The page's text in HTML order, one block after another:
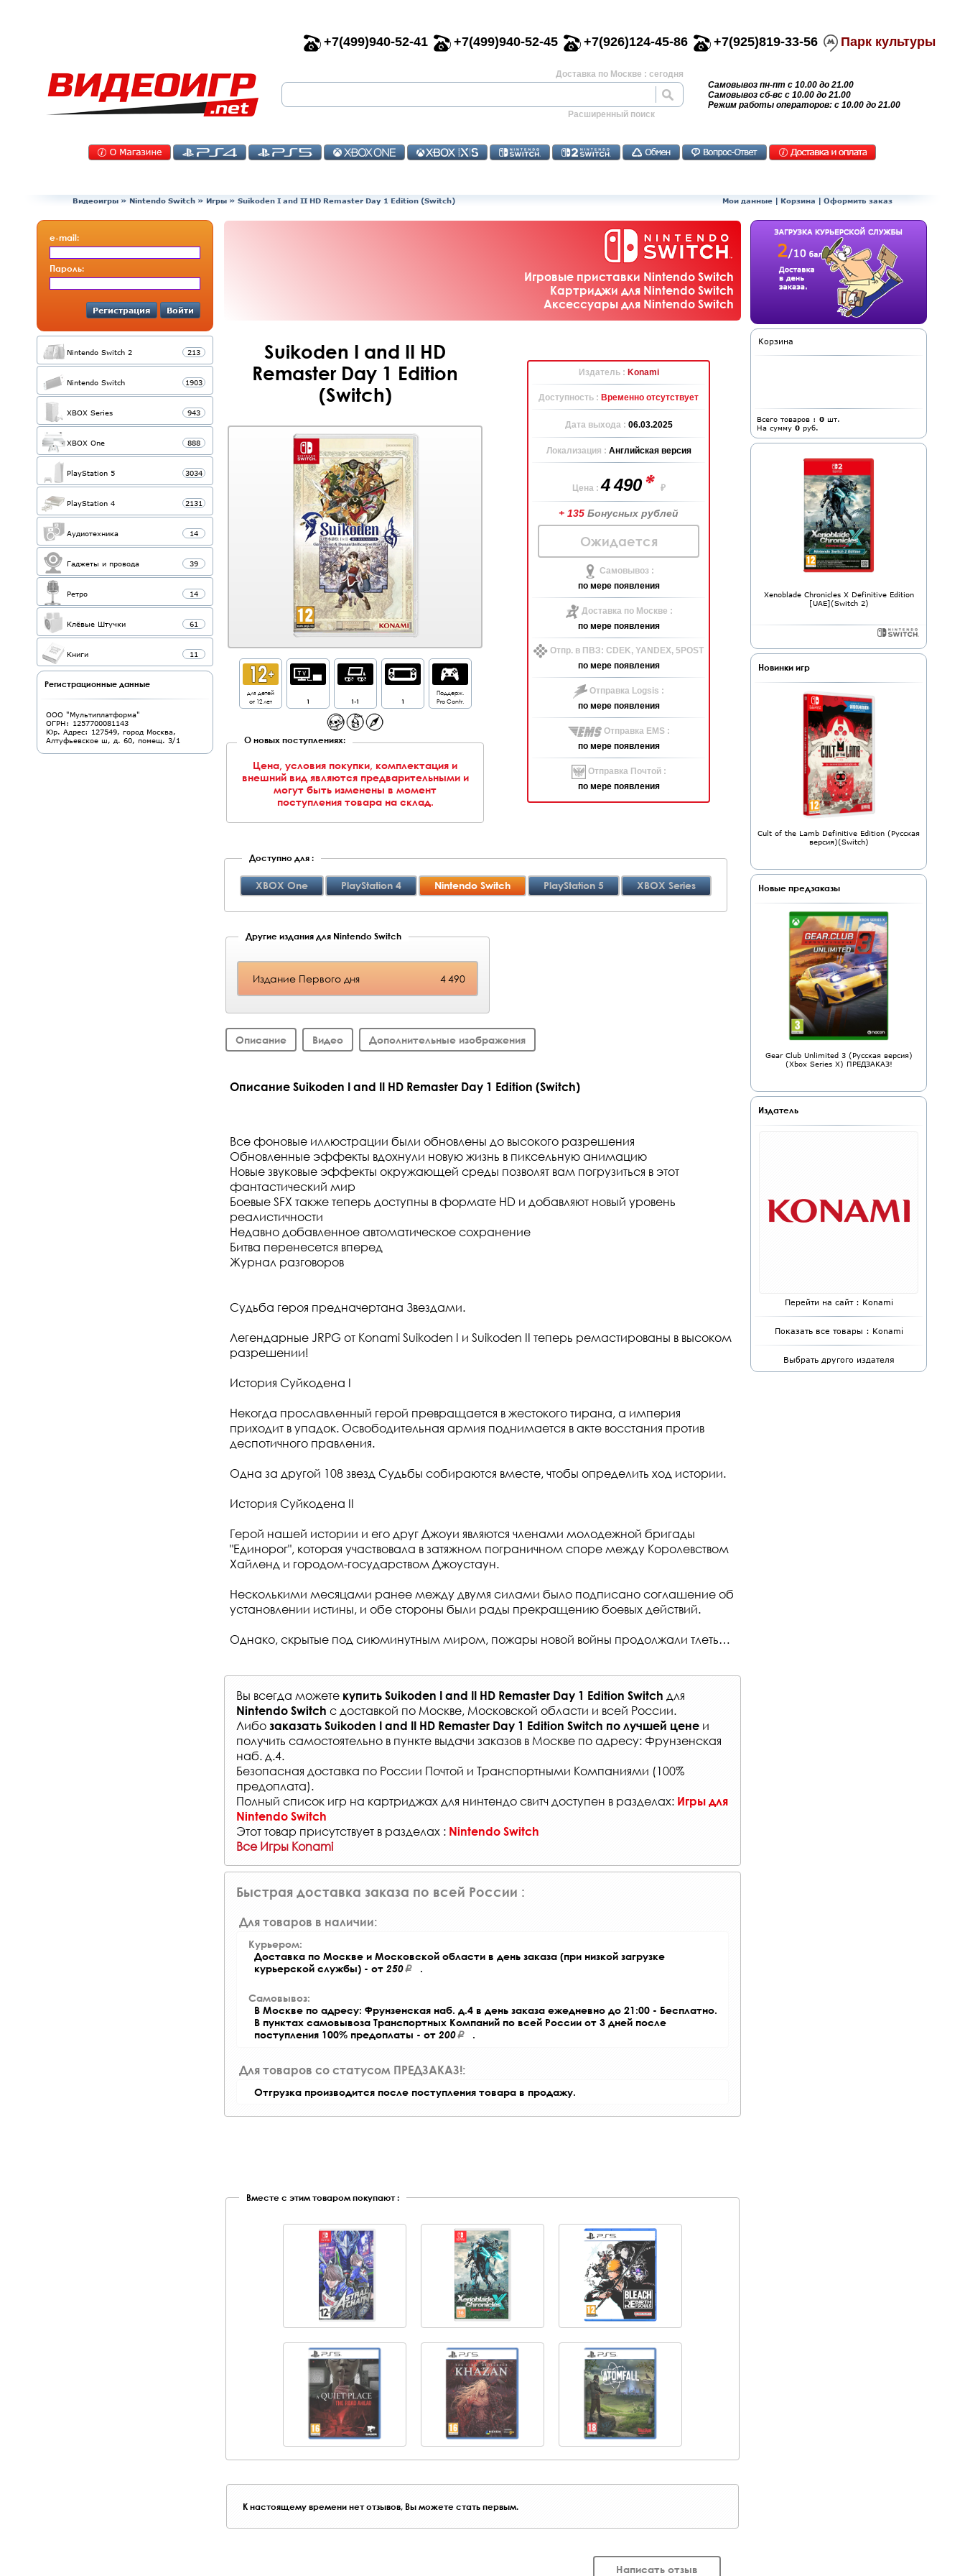
+7(499)940-52-41 +7(499)940-52-45 +7(926)124-45-86 +7(925)819-33-56 Парк культуры
Доставка по Москве : сегодня
Расширенный поиск
Самовывоз пн-пт с 10.00 до 21.00
Самовывоз сб-вс с 10.00 до 21.00
Режим работы операторов: с 10.00 до 21.00
Видеоигры » Nintendo Switch » Игры » Suikoden I and II HD Remaster Day 1 Edition (Switch) Мои данные | Корзина | Оформить заказ
e-mail:
Пароль:
Регистрация Войти
Nintendo Switch 2 213
Nintendo Switch 1903
XBOX Series 943
XBOX One 888
PlayStation 5 3034
PlayStation 4 2131
Аудиотехника 14
Гаджеты и провода 39
Ретро 14
Клёвые Штучки 61
Книги 11
Регистрационные данные
ООО "Мультиплатформа"
ОГРН: 1257700081143
Юр. Адрес: 127549, город Москва,
Алтуфьевское ш, д. 60, помещ. 3/1
Игровые приставки Nintendo Switch
Картриджи для Nintendo Switch
Аксессуары для Nintendo Switch
Suikoden I and II HD
Remaster Day 1 Edition
(Switch)
для детей
от 12 лет
1 1-1 1
Поддерж.
Pro Contr.
О новых поступлениях:
Цена, условия покупки, комплектация и
внешний вид являются предварительными и
могут быть изменены в момент
поступления товара на склад.
Издатель : Konami
Доступность : Временно отсутствует
Дата выхода : 06.03.2025
Локализация : Английская версия
Цена :4 490* ₽
+ 135 Бонусных рублей
Ожидается
Самовывоз :
по мере появления
Доставка по Москве :
по мере появления
Отпр. в ПВЗ: CDEK, YANDEX, 5POST
по мере появления
Отправка Logsis :
по мере появления
Отправка EMS :
по мере появления
Отправка Почтой :
по мере появления
Доступно для :
XBOX One PlayStation 4 Nintendo Switch PlayStation 5 XBOX Series
Другие издания для Nintendo Switch
Издание Первого дня 4 490
Описание Видео Дополнительные изображения
Описание Suikoden I and II HD Remaster Day 1 Edition (Switch)
Все фоновые иллюстрации были обновлены до высокого разрешения
Обновленные эффекты вдохнули новую жизнь в пиксельную анимацию
Новые звуковые эффекты окружающей среды позволят вам погрузиться в этот
фантастический мир
Боевые SFX также теперь доступны в формате HD и добавляют новый уровень
реалистичности
Недавно добавленное автоматическое сохранение
Битва перенесется вперед
Журнал разговоров
Судьба героя предначертана Звездами.
Легендарные JRPG от Konami Suikoden I и Suikoden II теперь ремастированы в высоком
разрешении!
История Суйкодена I
Некогда прославленный герой превращается в жестокого тирана, а империя
приходит в упадок. Освободительная армия поднимается в акте восстания против
деспотичного правления.
Одна за другой 108 звезд Судьбы собираются вместе, чтобы определить ход истории.
История Суйкодена II
Герой нашей истории и его друг Джоуи являются членами молодежной бригады
"Единорог", которая участвовала в затяжном пограничном споре между Королевством
Хайленд и городом-государством Джоустаун.
Несколькими месяцами ранее между двумя силами было подписано соглашение об
установлении истины, и обе стороны были рады прекращению боевых действий.
Однако, скрытые под сиюминутным миром, пожары новой войны продолжали тлеть…
Вы всегда можете купить Suikoden I and II HD Remaster Day 1 Edition Switch для
Nintendo Switch с доставкой по Москве, Московской области и всей России.
Либо заказать Suikoden I and II HD Remaster Day 1 Edition Switch по лучшей цене и
получить самостоятельно в пункте выдачи заказов в Москве по адресу: Фрунзенская
наб. д.4.
Безопасная доставка по России Почтой и Транспортными Компаниями (100%
предоплата).
Полный список игр на картриджах для нинтендо свитч доступен в разделах: Игры для
Nintendo Switch
Этот товар присутствует в разделах : Nintendo Switch
Все Игры Konami
Быстрая доставка заказа по всей России :
Для товаров в наличии:
Курьером:
Доставка по Москве и Московской области в день заказа (при низкой загрузке
курьерской службы) - от 250 .
Самовывоз:
В Москве по адресу: Фрунзенская наб. д.4 в день заказа ежедневно до 21:00 - Бесплатно.
В пунктах самовывоза Транспортных Компаний по всей России от 3 дней после
поступления 100% предоплаты - от 200 .
Для товаров со статусом ПРЕДЗАКАЗ!:
Отгрузка производится после поступления товара в продажу.
Вместе с этим товаром покупают :
К настоящему времени нет отзывов, Вы можете стать первым.
Написать отзыв
Корзина
Всего товаров : 0 шт.
На сумму 0 руб.
Xenoblade Chronicles X Definitive Edition
[UAE](Switch 2)
Новинки игр
Cult of the Lamb Definitive Edition (Русская
версия)(Switch)
Новые предзаказы
Gear Club Unlimited 3 (Русская версия)
(Xbox Series X) ПРЕДЗАКАЗ!
Издатель
Перейти на сайт : Konami
Показать все товары : Konami
Выбрать другого издателя